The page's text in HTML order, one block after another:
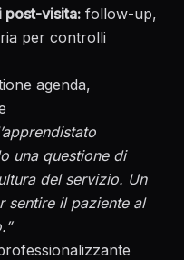
post-visita: follow-up,
per controlli
agenda,
apprendistato
una questione di
del servizio. Un
sentire il paziente al